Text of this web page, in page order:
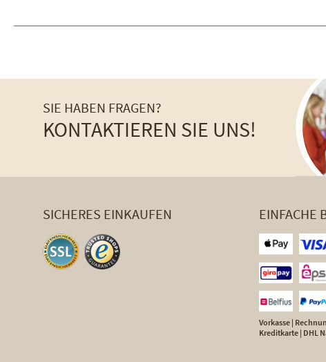
SIE HABEN FRAGEN?
KONTAKTIEREN SIE UNS!
SICHERES EINKAUFEN EINFACHE
Vorkasse |
Kreditkarte | DHL